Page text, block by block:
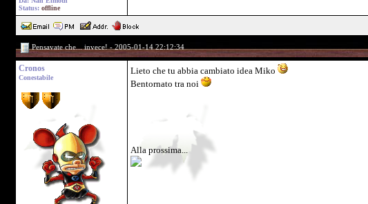
Status: offline
Pensavate che... invece! - 2005-01-14 22:12:34
Cronos
Conestabile
Lieto che tu abbia cambiato idea Miko
Bentornato tra noi
Alla prossima...